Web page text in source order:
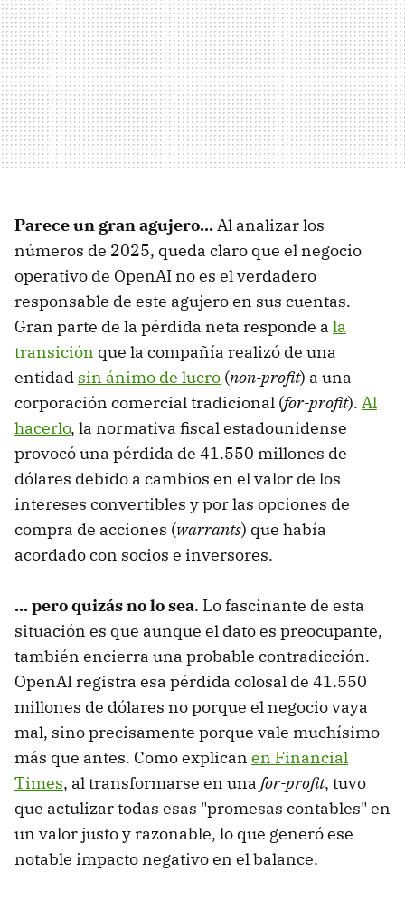
Parece un gran agujero...Al analizar los
números de 2025, queda claro que el negocio
operativo de OpenAI no es el verdadero
responsable de este agujero en sus cuentas.
Gran parte de la pérdida neta responde a la
transición que la compañía realizó de una
entidad sin ánimo de lucro (non-profit) a una
corporación comercial tradicional (for-profit). Al
hacerlo, la normativa fiscal estadounidense
provocó una pérdida de 41.550 millones de
dólares debido a cambios en el valor de los
intereses convertibles y por las opciones de
compra de acciones (warrants) que había
acordado con socios e inversores.
... pero quizás no lo sea. Lo fascinante de esta
situación es que aunque el dato es preocupante,
también encierra una probable contradicción.
OpenAI registra esa pérdida colosal de 41.550
millones de dólares no porque el negocio vaya
mal, sino precisamente porque vale muchísimo
más que antes. Como explican en Financial
Times, al transformarse en una for-profit, tuvo
que actulizar todas esas "promesas contables" en
un valor justo y razonable, lo que generó ese
notable impacto negativo en el balance.